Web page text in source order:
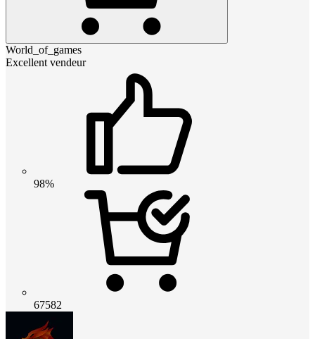
World_of_games
Excellent vendeur
98%
67582